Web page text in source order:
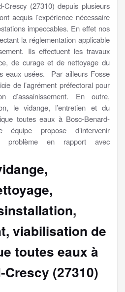
(27310) depuis plusieurs
acquis l’expérience nécessaire
impeccables. En effet nos
la réglementation applicable
Ils effectuent les travaux
de curage et de nettoyage du
eaux usées. Par ailleurs Fosse
de l’agrément préfectoral pour
d’assainissement. En outre,
le vidange, l’entretien et du
toutes eaux à Bosc-Benard-
équipe propose d’intervenir
problème en rapport avec
viabilisation de
toutes eaux à
(27310)